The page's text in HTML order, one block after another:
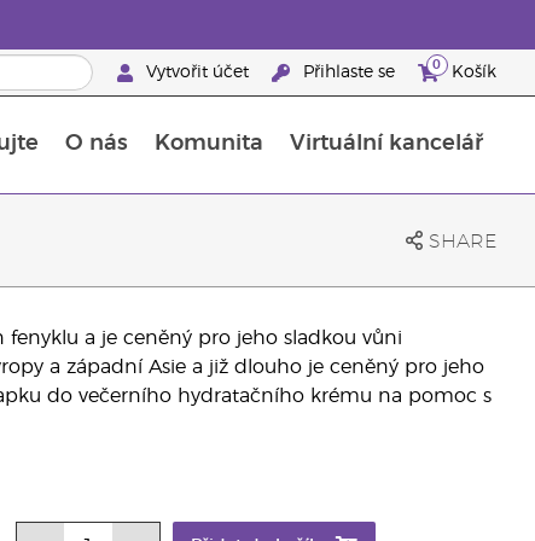
Vytvořit účet Přihlaste se 0 Košík
O nás Komunita Virtuální kancelář
SHARE
a je ceněný pro jeho sladkou vůni
a západní Asie a již dlouho je ceněný pro jeho
do večerního hydratačního krému na pomoc s